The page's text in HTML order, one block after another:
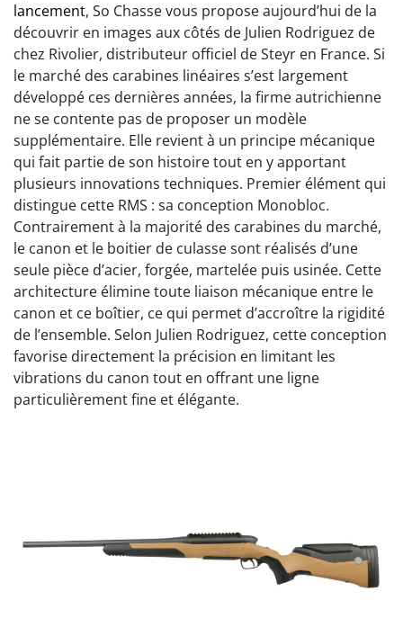
lancement, So Chasse vous propose aujourd’hui de la
découvrir en images aux côtés de Julien Rodriguez de
chez Rivolier, distributeur officiel de Steyr en France. Si
le marché des carabines linéaires s’est largement
développé ces dernières années, la firme autrichienne
ne se contente pas de proposer un modèle
supplémentaire. Elle revient à un principe mécanique
qui fait partie de son histoire tout en y apportant
plusieurs innovations techniques. Premier élément qui
distingue cette RMS : sa conception Monobloc.
Contrairement à la majorité des carabines du marché,
le canon et le boitier de culasse sont réalisés d’une
seule pièce d’acier, forgée, martelée puis usinée. Cette
architecture élimine toute liaison mécanique entre le
canon et ce boîtier, ce qui permet d’accroître la rigidité
de l’ensemble. Selon Julien Rodriguez, cette conception
favorise directement la précision en limitant les
vibrations du canon tout en offrant une ligne
particulièrement fine et élégante.